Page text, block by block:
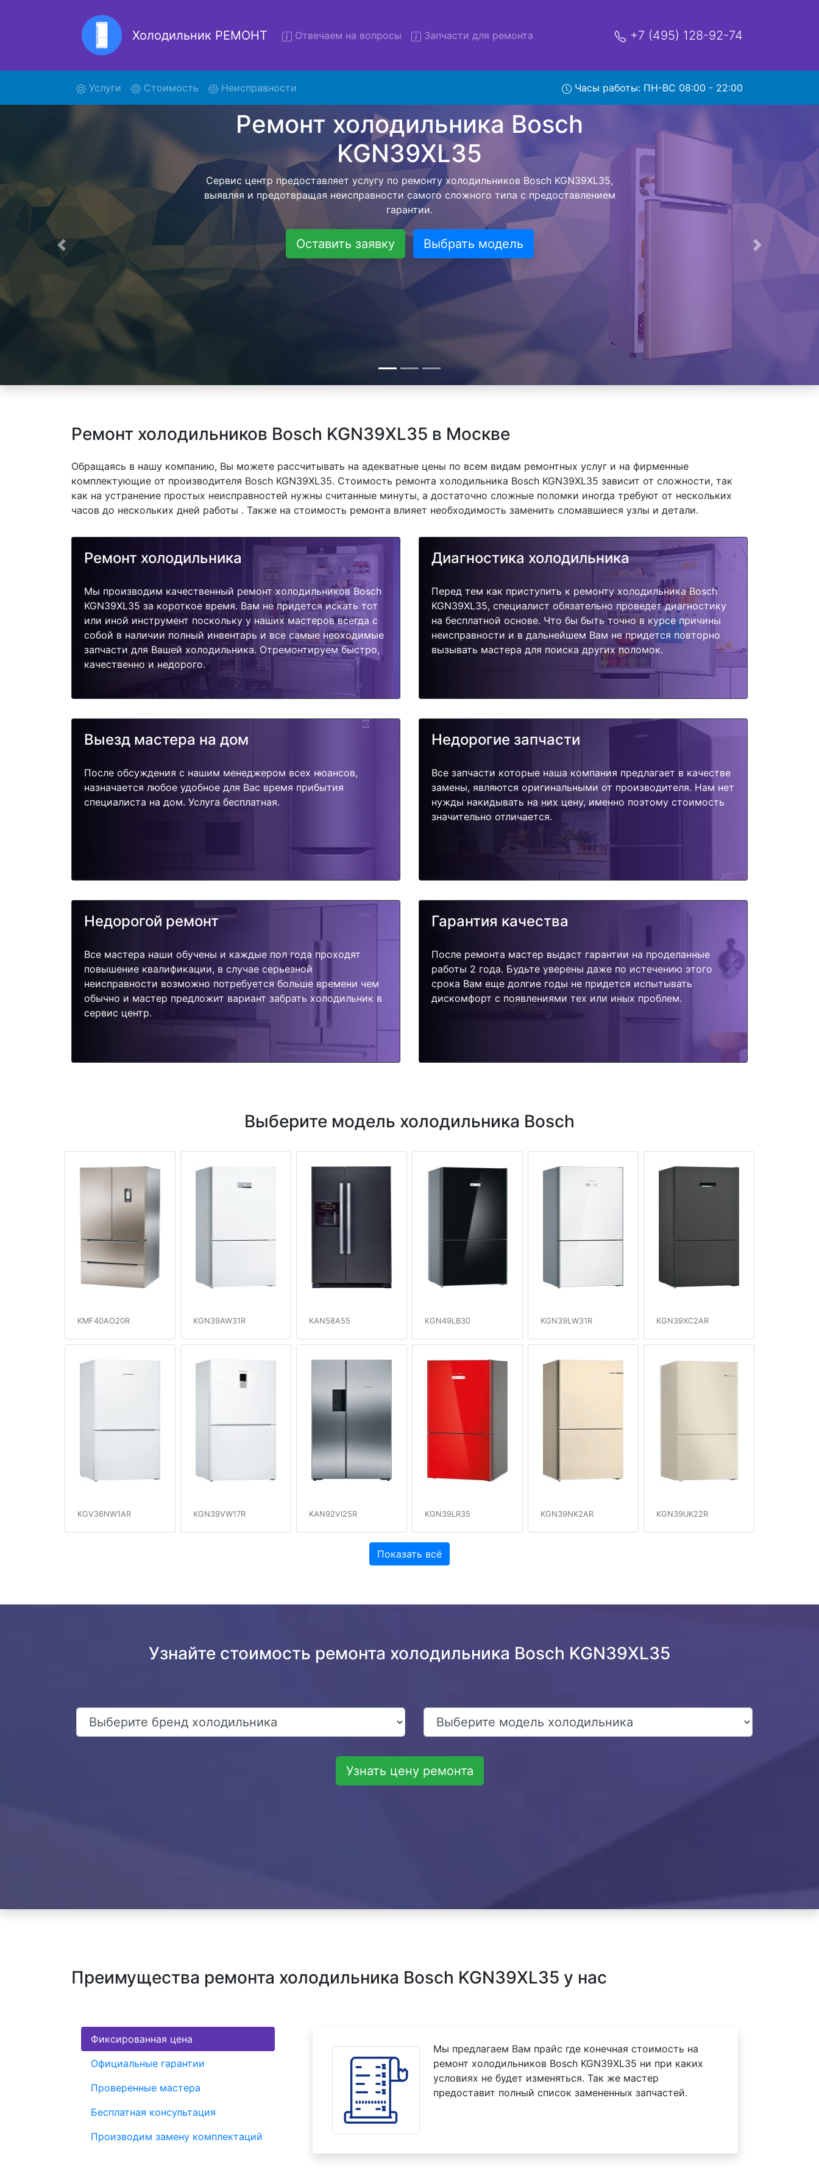
Холодильник РЕМОНТ Отвечаем на вопросы Запчасти для ремонта +7 (495) 128-92-74
Услуги (current)Стоимость Неисправности Часы работы: ПН-ВС 08:00 - 22:00
Ремонт холодильников с вывозом - чтобы клиент не тратил свое время и деньги на
поиски курьерской службы, наш мастер сам заберет холодильник Bosch
KGN39XL35 и отвезет в сервисный центр. Ремонт холодильника Bosch KGN39XL35
осуществляется внутри сервисного центра, тем самым Вам не предстоит ожидать
мастера как закончит с ремонтом. Перед тем как холодильная техника сдается,
согласовывается конечная стоимость работ и в дальнейшем фиксируется.
Перечень бесплатных услуг от компании - Доставка холодильников , выезд
специалиста, консультирование и диагностика.
Оставить заявку Выбрать модель
Предыдущая Следующая
Ремонт холодильников Bosch KGN39XL35 в Москве
Обращаясь в нашу компанию, Вы можете рассчитывать на адекватные цены по всем видам ремонтных услуг и на фирменные
комплектующие от производителя Bosch KGN39XL35. Стоимость ремонта холодильника Bosch KGN39XL35 зависит от сложности, так
как на устранение простых неисправностей нужны считанные минуты, а достаточно сложные поломки иногда требуют от нескольких
часов до нескольких дней работы . Также на стоимость ремонта влияет необходимость заменить сломавшиеся узлы и детали.
Ремонт холодильника
Мы производим качественный ремонт холодильников Bosch
KGN39XL35 за короткое время. Вам не придется искать тот
или иной инструмент поскольку у наших мастеров всегда с
собой в наличии полный инвентарь и все самые неоходимые
запчасти для Вашей холодильника. Отремонтируем быстро,
качественно и недорого.
Диагностика холодильника
Перед тем как приступить к ремонту холодильника Bosch
KGN39XL35, специалист обязательно проведет диагностику
на бесплатной основе. Что бы быть точно в курсе причины
неисправности и в дальнейшем Вам не придется повторно
вызывать мастера для поиска других поломок.
Выезд мастера на дом
После обсуждения с нашим менеджером всех нюансов,
назначается любое удобное для Вас время прибытия
специалиста на дом. Услуга бесплатная.
Недорогие запчасти
Все запчасти которые наша компания предлагает в качестве
замены, являются оригинальными от производителя. Нам нет
нужды накидывать на них цену, именно поэтому стоимость
значительно отличается.
Недорогой ремонт
Все мастера наши обучены и каждые пол года проходят
повышение квалификации, в случае серьезной
неисправности возможно потребуется больше времени чем
обычно и мастер предложит вариант забрать холодильник в
сервис центр.
Гарантия качества
После ремонта мастер выдаст гарантии на проделанные
работы 2 года. Будьте уверены даже по истечению этого
срока Вам еще долгие годы не придется испытывать
дискомфорт с появлениями тех или иных проблем.
Выберите модель холодильника Bosch
KMF40AO20R KGN39AW31R KAN58A55 KGN49LB30 KGN39LW31R KGN39XC2AR
KGV36NW1AR KGN39VW17R KAN92VI25R KGN39LR35 KGN39NK2AR KGN39UK22R
Показать всё
Узнайте стоимость ремонта холодильника Bosch KGN39XL35
Узнать цену ремонта
Преимущества ремонта холодильника Bosch KGN39XL35 у нас
Фиксированная цена
Официальные гарантии
Проверенные мастера
Бесплатная консультация
Производим замену комплектаций
Мы предлагаем Вам прайс где конечная стоимость на
ремонт холодильников Bosch KGN39XL35 ни при каких
условиях не будет изменяться. Так же мастер
предоставит полный список замененных запчастей.